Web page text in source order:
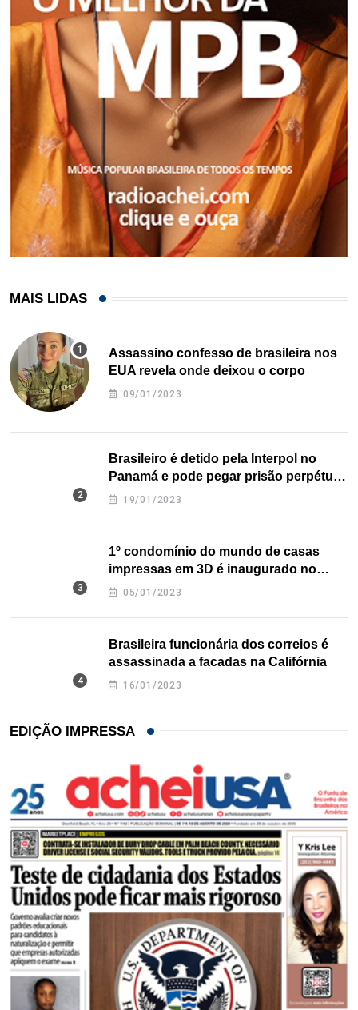
MAIS LIDAS
Assassino confesso de brasileira nos
EUA revela onde deixou o corpo
09/01/2023
Brasileiro é detido pela Interpol no
Panamá e pode pegar prisão perpétua
nos EUA
19/01/2023
1º condomínio do mundo de casas
impressas em 3D é inaugurado no
Texas
05/01/2023
Brasileira funcionária dos correios é
assassinada a facadas na Califórnia
16/01/2023
EDIÇÃO IMPRESSA